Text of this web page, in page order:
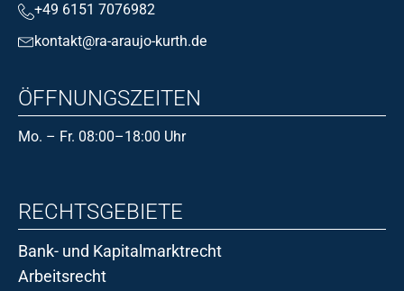
+49 6151 7076982
kontakt@ra-araujo-kurth.de
ÖFFNUNGSZEITEN
Mo. – Fr. 08:00–18:00 Uhr
RECHTSGEBIETE
Bank- und Kapitalmarktrecht
Arbeitsrecht